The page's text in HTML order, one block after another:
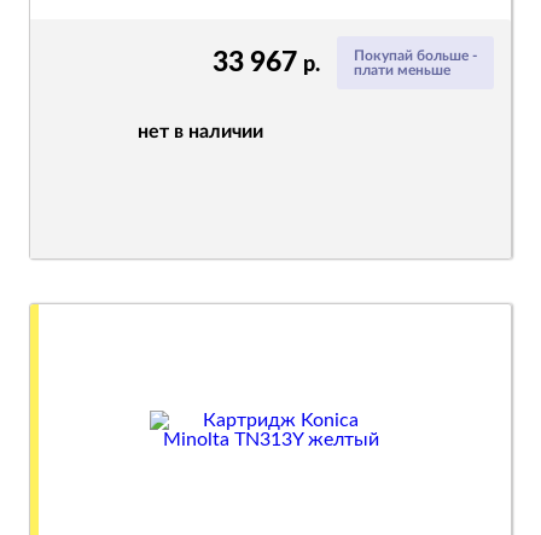
Покупай больше -
плати меньше
33 967 р.
нет в наличии